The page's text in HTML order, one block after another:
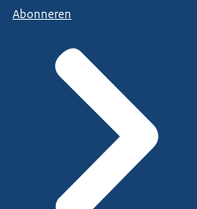
Abonneren